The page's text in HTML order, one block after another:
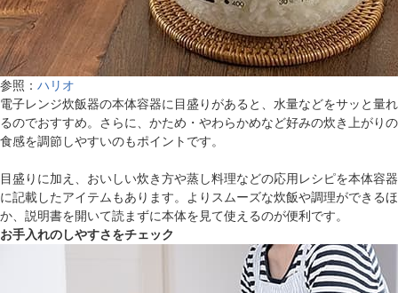
参照： ハリオ
電子レンジ炊飯器の本体容器に目盛りがあると、水量などをサッと量れ
るのでおすすめ。さらに、かため・やわらかめなど好みの炊き上がりの
食感を調節しやすいのもポイントです。
目盛りに加え、おいしい炊き方や蒸し料理などの応用レシピを本体容器
に記載したアイテムもあります。よりスムーズな炊飯や調理ができるほ
か、説明書を開いて読まずに本体を見て使えるのが便利です。
お手入れのしやすさをチェック